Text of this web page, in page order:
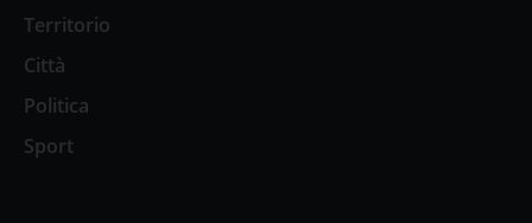
Territorio
Città
Politica
Sport